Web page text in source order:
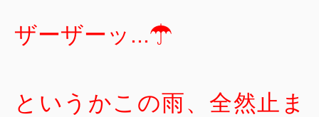
ザーザーッ...☂
というかこの雨、全然止ま